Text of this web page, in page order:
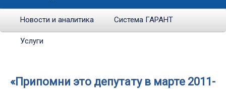
Новости и аналитика Система ГАРАНТ
Услуги
«Припомни это депутату в марте 2011-